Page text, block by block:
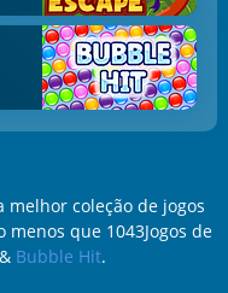
melhor coleção de jogos
menos que 1043Jogos de
Bubble Hit.